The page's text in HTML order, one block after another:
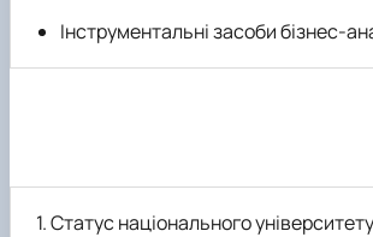
Інструментальні засоби бізнес-
Статус національного університету